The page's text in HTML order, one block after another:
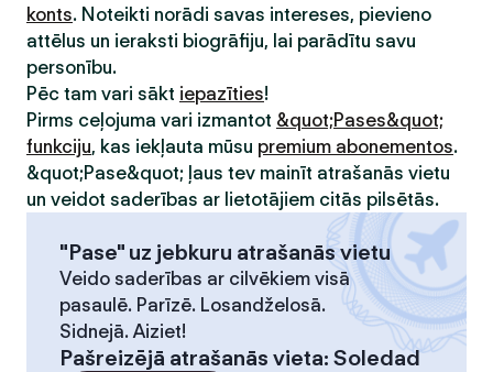
konts. Noteikti norādi savas intereses, pievieno
attēlus un ieraksti biogrāfiju, lai parādītu savu
personību.
Pēc tam vari sākt iepazīties!
Pirms ceļojuma vari izmantot &quot;Pases&quot;
funkciju, kas iekļauta mūsu premium abonementos.
&quot;Pase&quot; ļaus tev mainīt atrašanās vietu
un veidot saderības ar lietotājiem citās pilsētās.
"Pase" uz jebkuru atrašanās vietu
Veido saderības ar cilvēkiem visā
pasaulē. Parīzē. Losandželosā.
Sidnejā. Aiziet!
Pašreizējā atrašanās vieta: Soledad